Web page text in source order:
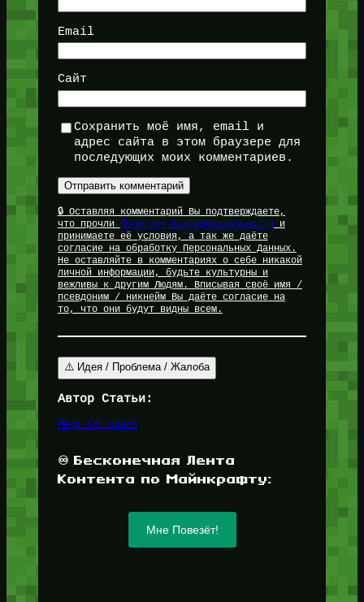
Email
Сайт
Сохранить моё имя, email и
адрес сайта в этом браузере для
последующих моих комментариев.
🔒 Оставляя комментарий Вы подтверждаете,
что прочли Политику Конфиденциальностии
принимаете её условия, а так же даёте
согласие на обработку Персональных Данных.
Не оставляйте в комментариях о себе никакой
личной информации, будьте культурны и
вежливы к другим Людям. Вписывая своё имя /
псевдоним / никнейм Вы даёте согласие на
то, что они будут видны всем.
⚠️ Идея / Проблема / Жалоба
Автор Статьи:
Пётр for_users
♾️ Бесконечная Лента
Контента по Майнкрафту:
Мне Повезёт!